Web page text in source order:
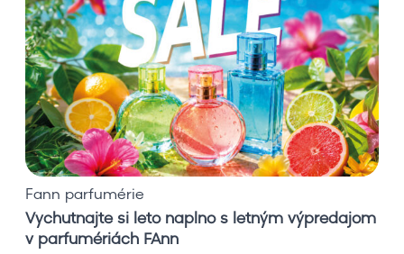
u
t
n
a
j
t
e
s
l
e
t
Fann parfumérie
Vychutnajte si leto naplno s letným výpredajom
v parfumériách FAnn